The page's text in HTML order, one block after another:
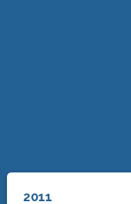
2011